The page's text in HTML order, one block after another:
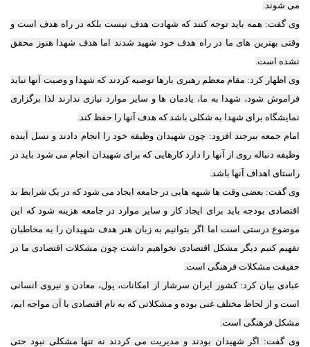
می شوند.
وی گفت: همه باید توجه کنند که شهادت هدف نیست بلکه در راه هدف است و
وقتی بهترین های ما در راه هدف خود شهید شدند اما هدف شهدا هنوز محقق
نشده است.
وی اظهار کرد: مقام معظم رهبری بارها توصیه کردند که شهدا و وصیت آنها نباید
فراموش شود، شهدا به ما، یادمان ها و سایر موارد نیازی ندارند لذا برگزاری
نمایشگاه برای شهدا به شکلی باشد که هدف آنها را حفظ کند.
امام جمعه بیرجند افزود: چون شهیدان وظیفه خود را انجام دادند و نسل آینده
وظیفه دنباله روی از آنها را دارد کارهایی که برای شهیدان انجام می شود باید در
راستای اهداف آنها باشد.
وی گفت: بعضی وقت ها شبهه هایی در جامعه ایجاد می شود که در یک شرایط بد
اقتصادی بودجه باید برای ایجاد کار و سایر موارد در جامعه هزینه شود که این
موضوع درستی است اما اگر بتوانیم به زبان هنر هدف شهیدان را به مخاطبان
تفهیم کنیم دیگر مشکل اقتصادی نخواهیم داشت چون مشکلات اقتصادی ما در
حقیقت مشکلات فرهنگی است.
عبادی بیان کرد: کشور ایران سرشار از امکانات، پول، معادن و نیروی انسانی
است و از لحاظ مختلف غنی بوده و مشکلاتی که به نام اقتصادی با آن مواجه ایم،
مشکل فرهنگی است.
وی گفت: اگر شهیدان بودند و مدیریت می کردند نه تنها مشکلی نبود حتی